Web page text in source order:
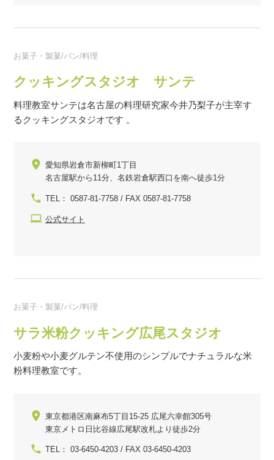
お菓子・製菓/パン/料理
クッキングスタジオ サンテ
料理教室サンテは名古屋の料理研究家今井乃梨子が主宰す
るクッキングスタジオです 。
愛知県岩倉市新柳町1丁目
名古屋駅から11分、名鉄岩倉駅西口を南へ徒歩1分
TEL： 0587-81-7758 / FAX 0587-81-7758
公式サイト
お菓子・製菓/パン/料理
サラ米粉クッキング広尾スタジオ
小麦粉や小麦グルテン不使用のシンプルでナチュラルな米
粉料理教室です。
東京都港区南麻布5丁目15-25 広尾六幸館305号
東京メトロ日比谷線広尾駅改札より徒歩2分
TEL： 03-6450-4203 / FAX 03-6450-4203